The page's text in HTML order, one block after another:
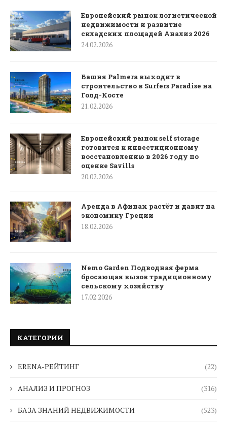
Европейский рынок логистической
недвижимости и развитие
складских площадей Анализ 2026
24.02.2026
Башня Palmera выходит в
строительство в Surfers Paradise на
Голд-Косте
21.02.2026
Европейский рынок self storage
готовится к инвестиционному
восстановлению в 2026 году по
оценке Savills
20.02.2026
Аренда в Афинах растёт и давит на
экономику Греции
18.02.2026
Nemo Garden Подводная ферма
бросающая вызов традиционному
сельскому хозяйству
17.02.2026
КАТЕГОРИИ
ERENA-РЕЙТИНГ (22)
АНАЛИЗ И ПРОГНОЗ (316)
БАЗА ЗНАНИЙ НЕДВИЖИМОСТИ (523)